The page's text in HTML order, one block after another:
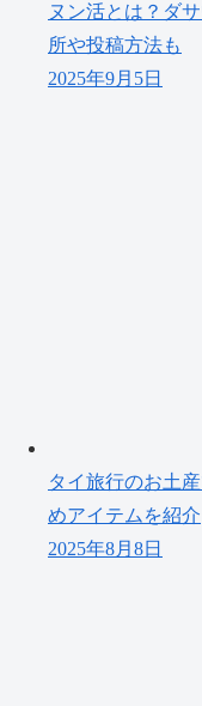
ヌン活とは？ダ
所や投稿方法も
2025年9月5日
タイ旅行のお土
めアイテムを紹介
2025年8月8日